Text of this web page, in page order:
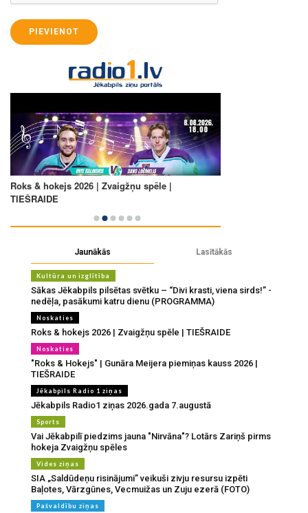
PIEVIENOT
Jaunākās Lasītākās
Kultūra un izglītība
Sākas Jēkabpils pilsētas svētku – “Divi krasti, viena sirds!” -
nedēļa, pasākumi katru dienu (PROGRAMMA)
Noskaties
Roks & hokejs 2026 | Zvaigžņu spēle | TIEŠRAIDE
Noskaties
"Roks & Hokejs" | Gunāra Meijera piemiņas kauss 2026 |
TIEŠRAIDE
Jēkabpils Radio 1 ziņas
Jēkabpils Radio1 ziņas 2026.gada 7.augustā
Sports
Vai Jēkabpilī piedzims jauna "Nirvāna"? Lotārs Zariņš pirms
hokeja Zvaigžņu spēles
Vides ziņas
SIA „Saldūdeņu risinājumi” veikuši zivju resursu izpēti
Baļotes, Vārzgūnes, Vecmuižas un Zuju ezerā (FOTO)
Pašvaldību ziņas